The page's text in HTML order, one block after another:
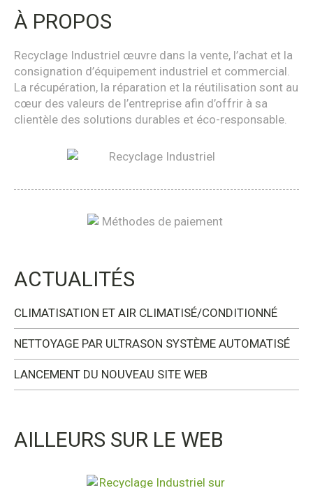
À PROPOS
Recyclage Industriel œuvre dans la vente, l’achat et la
consignation d’équipement industriel et commercial.
La récupération, la réparation et la réutilisation sont au
cœur des valeurs de l’entreprise afin d’offrir à sa
clientèle des solutions durables et éco-responsable.
ACTUALITÉS
CLIMATISATION ET AIR CLIMATISÉ/CONDITIONNÉ
NETTOYAGE PAR ULTRASON SYSTÈME AUTOMATISÉ
LANCEMENT DU NOUVEAU SITE WEB
AILLEURS SUR LE WEB